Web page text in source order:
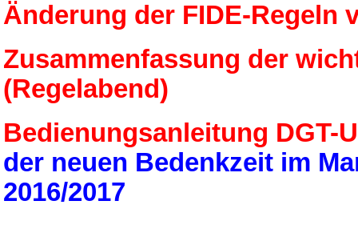
Änderung der FIDE-Regeln
Zusammenfassung der
(Regelabend)
Bedienungsanleitung DGT-
der neuen Bedenkzeit im
2016/2017